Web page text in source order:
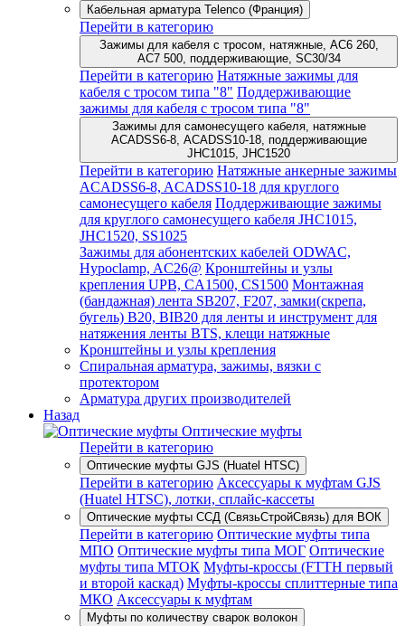
Кабельная арматура Telenco (Франция)
Перейти в категорию
Зажимы для кабеля с тросом, натяжные, AC6 260,
AC7 500, поддерживающие, SC30/34
Перейти в категорию Натяжные зажимы для
кабеля с тросом типа "8" Поддерживающие
зажимы для кабеля с тросом типа "8"
Зажимы для самонесущего кабеля, натяжные
ACADSS6-8, ACADSS10-18, поддерживающие
JHC1015, JHC1520
Перейти в категорию Натяжные анкерные зажимы
ACADSS6-8, ACADSS10-18 для круглого
самонесущего кабеля Поддерживающие зажимы
для круглого самонесущего кабеля JHC1015,
JHC1520, SS1025
Зажимы для абонентских кабелей ODWAC,
Hypoclamp, AC26@ Кронштейны и узлы
крепления UPB, CA1500, CS1500 Монтажная
(бандажная) лента SB207, F207, замки(скрепа,
бугель) B20, BIB20 для ленты и инструмент для
натяжения ленты BTS, клещи натяжные
Кронштейны и узлы крепления
Спиральная арматура, зажимы, вязки с
протектором
Арматура других производителей
Назад
Оптические муфты
Перейти в категорию
Оптические муфты GJS (Huatel HTSC)
Перейти в категорию Аксессуары к муфтам GJS
(Huatel HTSC), лотки, сплайс-кассеты
Оптические муфты ССД (СвязьСтройСвязь) для ВОК
Перейти в категорию Оптические муфты типа
МПО Оптические муфты типа МОГ Оптические
муфты типа МТОК Муфты-кроссы (FTTH первый
и второй каскад) Муфты-кроссы сплиттерные типа
МКО Аксессуары к муфтам
Муфты по количеству сварок волокон